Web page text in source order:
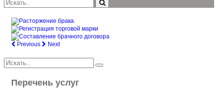
Previous Next
Перечень услуг